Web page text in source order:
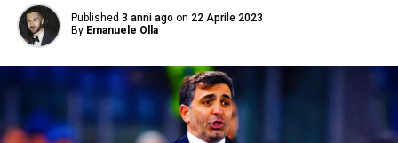
Published 3 anni ago on 22 Aprile 2023
By Emanuele Olla